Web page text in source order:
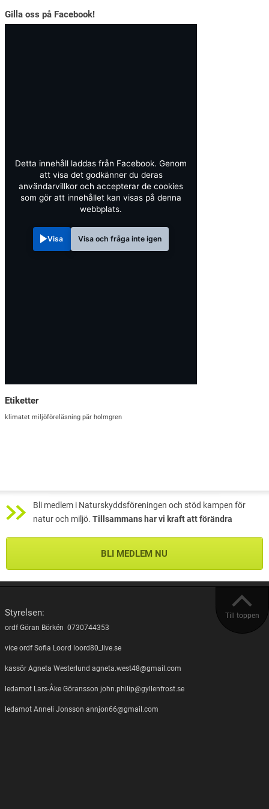
Gilla oss på Facebook!
Detta innehåll laddas från Facebook. Genom
att visa det godkänner du deras
användarvillkor och accepterar de cookies
som gör att innehållet kan visas på denna
webbplats.
Visa Visa och fråga inte igen
Etiketter
klimatet miljöföreläsning pär holmgren
Bli medlem i Naturskyddsföreningen och stöd kampen för
natur och miljö. Tillsammans har vi kraft att förändra
BLI MEDLEM NU
Till toppen
Styrelsen:
ordf Göran Börkén 0730744353
vice ordf Sofia Loord loord80_live.se
kassör Agneta Westerlund agneta.west48@gmail.com
ledamot Lars-Åke Göransson john.philip@gyllenfrost.se
ledamot Anneli Jonsson annjon66@gmail.com